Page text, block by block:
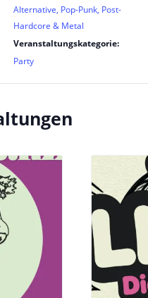
Alternative, Pop-Punk, Post-
Hardcore & Metal
Veranstaltungskategorie:
Party